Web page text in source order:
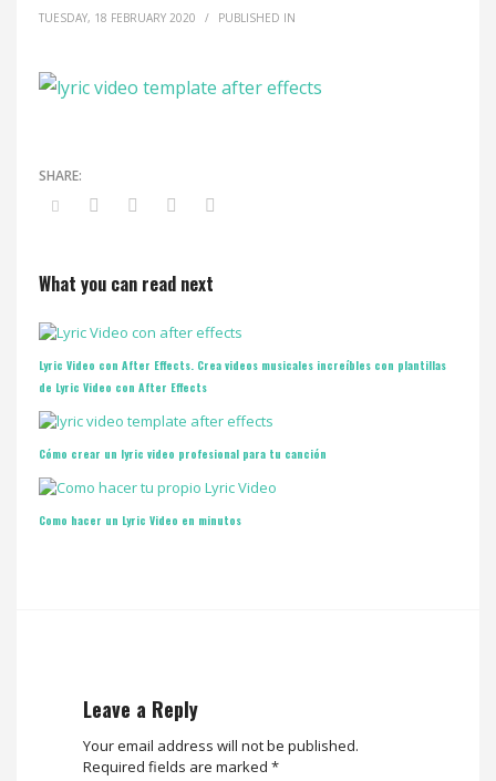
TUESDAY, 18 FEBRUARY 2020 / PUBLISHED IN
What you can read next
Lyric Video con After Effects. Crea videos musicales increíbles con plantillas
de Lyric Video con After Effects
Cómo crear un lyric video profesional para tu canción
Como hacer un Lyric Video en minutos
Leave a Reply
Your email address will not be published.
Required fields are marked *